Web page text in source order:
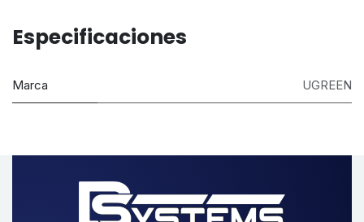
Especificaciones
Marca UGREEN